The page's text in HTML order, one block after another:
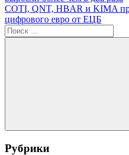
по
записям
Следующая
запись:
COTI, QNT, HBAR и KIMA
цифрового евро от ЕЦБ
Поиск
для:
Поиск
Рубрики